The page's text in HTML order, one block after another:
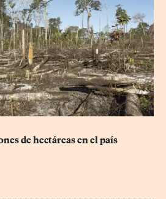
de hectáreas en el país